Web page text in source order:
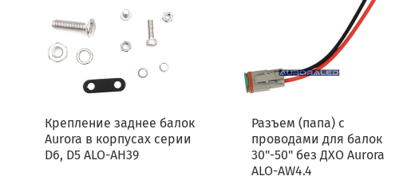
Крепление заднее балок
Aurora в корпусах серии
D6, D5 ALO-AH39
Разъем (папа) с
проводами для балок
30"-50" без ДХО Aurora
ALO-AW4.4